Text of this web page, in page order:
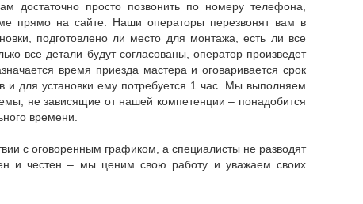
просто позвонить по номеру телефона,
прямо на сайте. Наши операторы перезвонят вам в
подготовлено ли место для монтажа, есть ли все
все детали будут согласованы, оператор произведет
время приезда мастера и оговаривается срок
и для установки ему потребуется 1 час. Мы выполняем
не зависящие от нашей компетенции – понадобится
времени.
и честен – мы ценим свою работу и уважаем своих